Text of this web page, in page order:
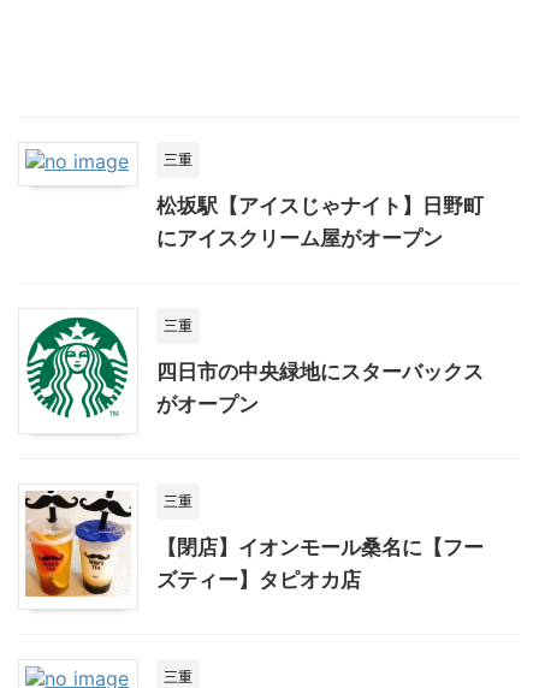
三重
松坂駅【アイスじゃナイト】日野町
にアイスクリーム屋がオープン
三重
四日市の中央緑地にスターバックス
がオープン
三重
【閉店】イオンモール桑名に【フー
ズティー】タピオカ店
三重